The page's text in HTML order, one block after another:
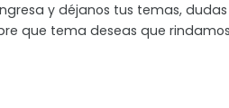
Ingresa y déjanos tus temas,
que tema deseas que